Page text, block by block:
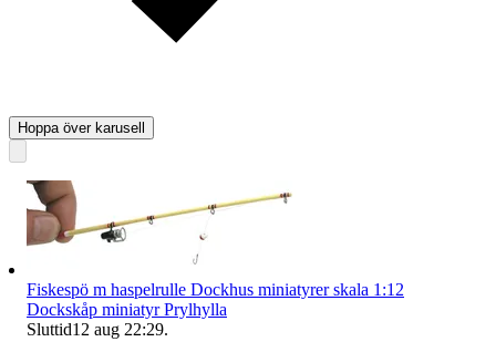
Hoppa över karusell
Fiskespö m haspelrulle Dockhus miniatyrer skala 1:12
Dockskåp miniatyr Prylhylla
Sluttid12 aug 22:29.